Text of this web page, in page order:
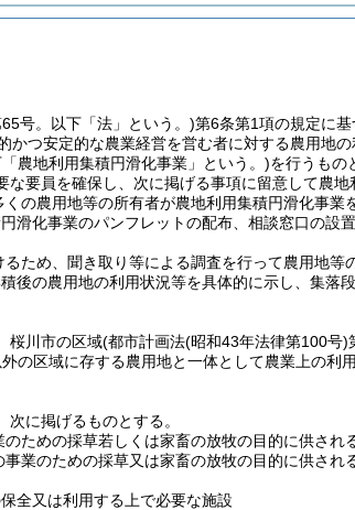
号。以下「法」という。)第6条第1項の規定に
かつ安定的な農業経営を営む者に対する農用地
農地利用集積円滑化事業」という。)を行うもの
要員を確保し、次に掲げる事項に留意して農地
の農用地等の所有者が農地利用集積円滑化事
滑化事業のパンフレットの配布、相談窓口の設
ため、聞き取り等による調査を行って農用地
後の農用地の利用状況等を具体的に示し、集落
桜川市の区域(都市計画法(昭和43年法律第100号)
の区域に存する農用地と一体として農業上の利
に掲げるものとする。
ための採草若しくは家畜の放牧の目的に供され
業のための採草又は家畜の放牧の目的に供され
全又は利用する上で必要な施設